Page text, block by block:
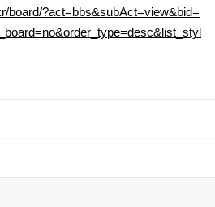
board/?act=bbs&subAct=view&bid=